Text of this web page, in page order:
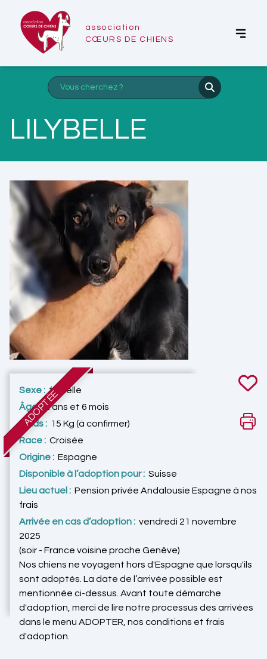
association
CŒURS DE CHIENS
LILYBELLE
ADOPTÉE
Sexe : femelle
Âge :2 ans et 6 mois
Poids : 15 Kg (à confirmer)
Race : Croisée
Origine : Espagne
Disponible à l’adoption pour : Suisse
Lieu actuel : Pension privée Andalousie Espagne à nos
frais
Arrivée en cas d’adoption : vendredi 21 novembre
2025
(soir - France voisine proche Genêve)
Nos chiens ne voyagent hors d'Espagne que lorsqu'ils
sont adoptés. La date de l’arrivée possible est
mentionnée ci-dessus. Avant toute démarche
d'adoption, merci de lire notre processus des arrivées
dans le menu ADOPTER, nos conditions et frais
d'adoption.